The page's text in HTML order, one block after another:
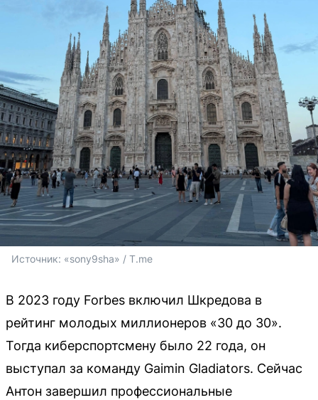
Источник: «sony9sha» / T.me
В 2023 году Forbes включил Шкредова в
рейтинг молодых миллионеров «30 до 30».
Тогда киберспортсмену было 22 года, он
выступал за команду Gaimin Gladiators. Сейчас
Антон завершил профессиональные